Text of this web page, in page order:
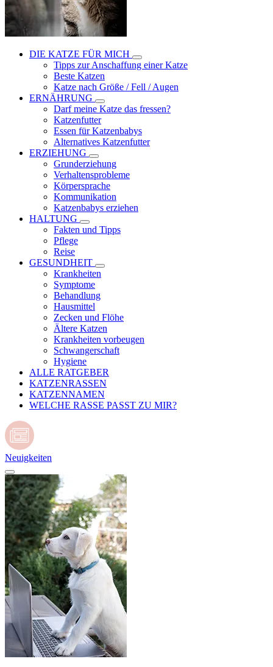
DIE KATZE FÜR MICH
Tipps zur Anschaffung einer Katze
Beste Katzen
Katze nach Größe / Fell / Augen
ERNÄHRUNG
Darf meine Katze das fressen?
Katzenfutter
Essen für Katzenbabys
Alternatives Katzenfutter
ERZIEHUNG
Grunderziehung
Verhaltensprobleme
Körpersprache
Kommunikation
Katzenbabys erziehen
HALTUNG
Fakten und Tipps
Pflege
Reise
GESUNDHEIT
Krankheiten
Symptome
Behandlung
Hausmittel
Zecken und Flöhe
Ältere Katzen
Krankheiten vorbeugen
Schwangerschaft
Hygiene
ALLE RATGEBER
KATZENRASSEN
KATZENNAMEN
WELCHE RASSE PASST ZU MIR?
Neuigkeiten